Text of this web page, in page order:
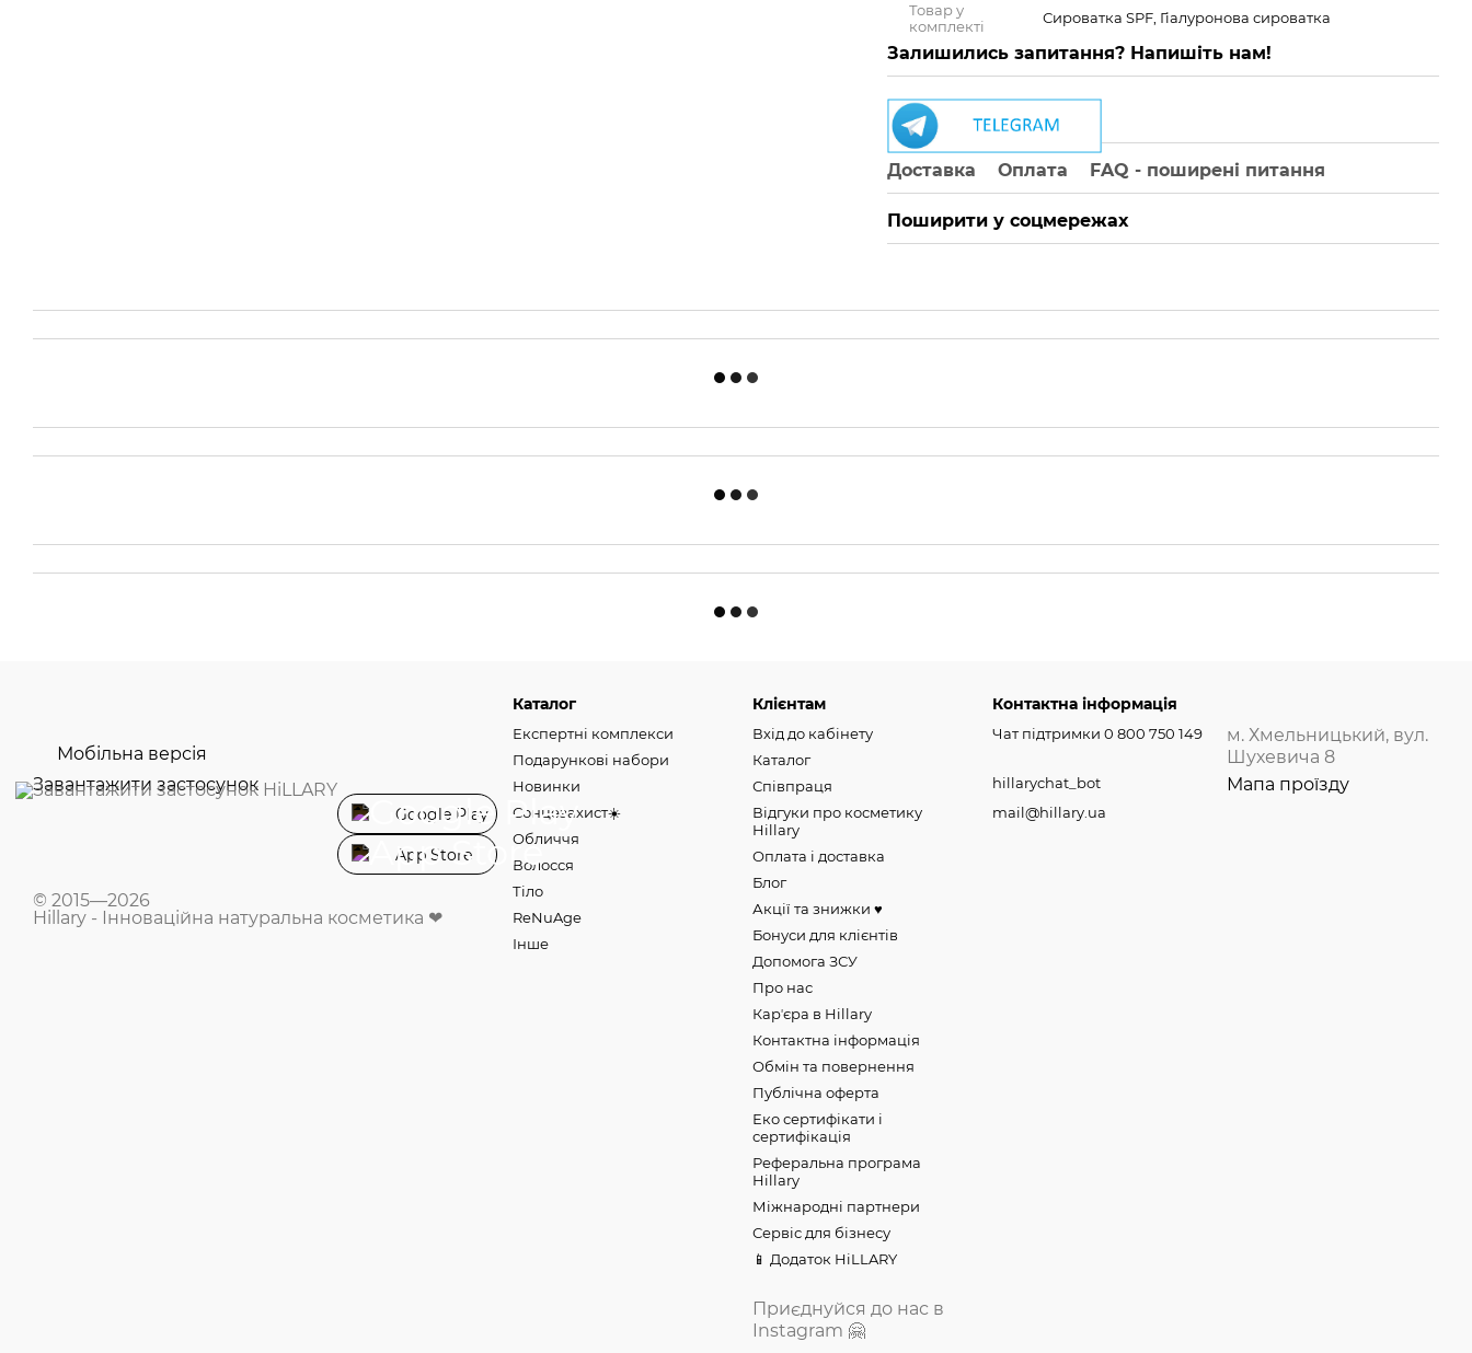
Товар у
комплекті
Сироватка SPF, Гіалуронова сироватка
Залишились запитання? Напишіть нам!
Доставка Оплата FAQ - поширені питання
Поширити у соцмережах
Мобільна версія
Завантажити застосунок
Google Play
App Store
© 2015—2026
Hillary - Інноваційна натуральна косметика ❤
Каталог
Експертні комплекси
Подарункові набори
Новинки
Сонцезахист☀️
Обличчя
Волосся
Тіло
ReNuAge
Інше
Клієнтам
Вхід до кабінету
Каталог
Співпраця
Відгуки про косметику
Hillary
Оплата і доставка
Блог
Акції та знижки ♥️
Бонуси для клієнтів
Допомога ЗСУ
Про нас
Карʼєра в Hillary
Контактна інформація
Обмін та повернення
Публічна оферта
Еко сертифікати і
сертифікація
Реферальна програма
Hillary
Міжнародні партнери
Сервіс для бізнесу
📱 Додаток HiLLARY
Приєднуйся до нас в
Instagram 🤗
Контактна інформація
Чат підтримки 0 800 750 149
hillarychat_bot
mail@hillary.ua
м. Хмельницький, вул.
Шухевича 8
Мапа проїзду